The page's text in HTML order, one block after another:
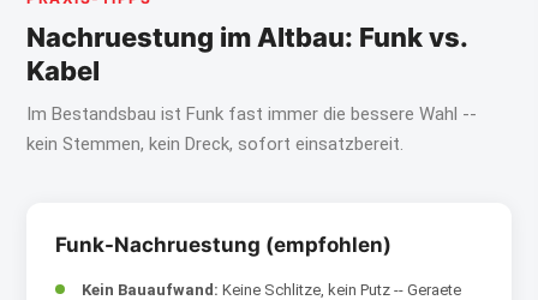
Nachruestung im Altbau: Funk vs.
Kabel
Im Bestandsbau ist Funk fast immer die bessere Wahl --
kein Stemmen, kein Dreck, sofort einsatzbereit.
Funk-Nachruestung (empfohlen)
Kein Bauaufwand: Keine Schlitze, kein Putz -- Geraete